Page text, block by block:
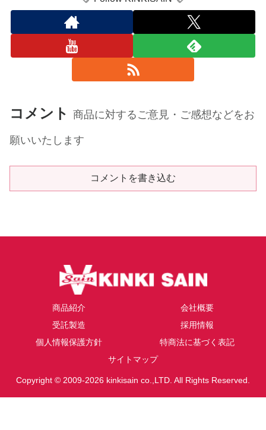
コメント 商品に対するご意見・ご感想などをお
願いいたします
コメントを書き込む
商品紹介
会社概要
受託製造
採用情報
個人情報保護方針
特商法に基づく表記
サイトマップ
Copyright © 2009-2026 kinkisain co.,LTD. All Rights Reserved.